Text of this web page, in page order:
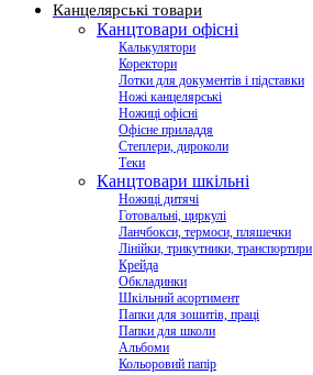
Канцелярські товари
Канцтовари офісні
Калькулятори
Коректори
Лотки для документів і підставки
Ножі канцелярські
Ножиці офісні
Офісне приладдя
Степлери, дироколи
Теки
Канцтовари шкільні
Ножиці дитячі
Готовальні, циркулі
Ланчбокси, термоси, пляшечки
Лінійки, трикутники, транспортири
Крейда
Обкладинки
Шкільний асортимент
Папки для зошитів, праці
Папки для школи
Альбоми
Кольоровий папір